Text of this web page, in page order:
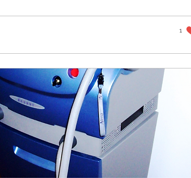
tecnología de "FOTONES" para activar el
1